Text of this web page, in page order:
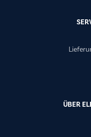
ÜBER